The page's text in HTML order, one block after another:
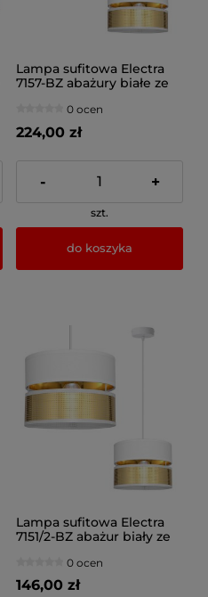
Lampa sufitowa Electra
7157-BZ abażury białe ze
0 ocen
224,00 zł
- +
szt.
do koszyka
Lampa sufitowa Electra
7151/2-BZ abażur biały ze
0 ocen
146,00 zł